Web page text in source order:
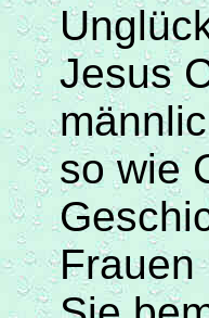
Jesus
so wie
Frauen